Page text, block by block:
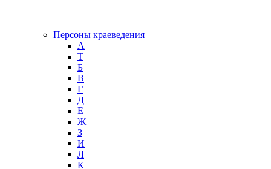
Персоны краеведения
А
T
Б
В
Г
Д
Е
Ж
З
И
Л
К